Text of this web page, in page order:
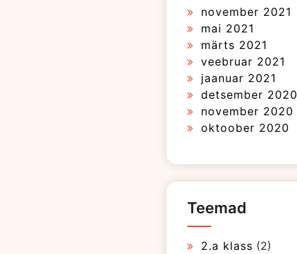
november 2021
mai 2021
märts 2021
veebruar 2021
jaanuar 2021
detsember 2020
november 2020
oktoober 2020
Teemad
2.a klass (2)